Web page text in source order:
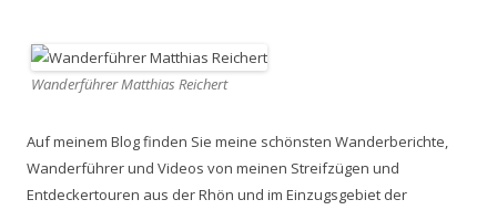
Wanderführer Matthias Reichert
Auf meinem Blog finden Sie meine schönsten Wanderberichte,
Wanderführer und Videos von meinen Streifzügen und
Entdeckertouren aus der Rhön und im Einzugsgebiet der